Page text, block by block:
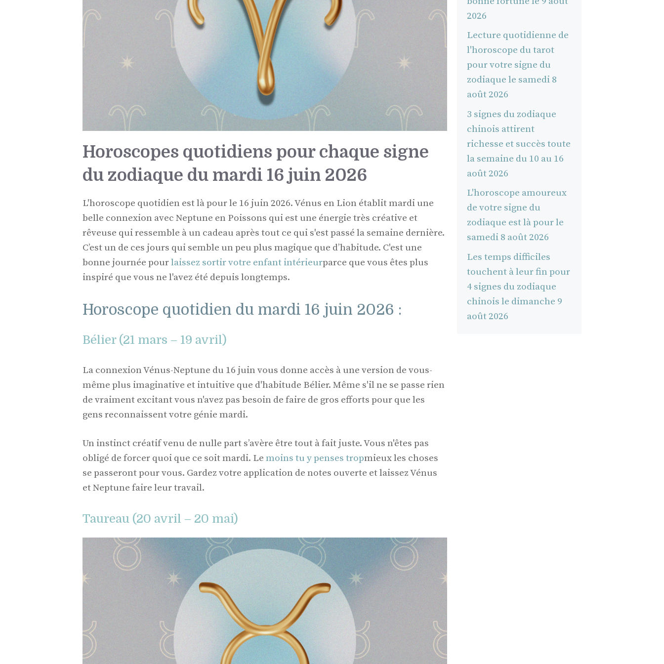
Horoscopes quotidiens pour chaque signe
du zodiaque du mardi 16 juin 2026
L'horoscope quotidien est là pour le 16 juin 2026. Vénus en Lion établit mardi une
belle connexion avec Neptune en Poissons qui est une énergie très créative et
rêveuse qui ressemble à un cadeau après tout ce qui s'est passé la semaine dernière.
C’est un de ces jours qui semble un peu plus magique que d’habitude. C'est une
bonne journée pourlaissez sortir votre enfant intérieurparce que vous êtes plus
inspiré que vous ne l'avez été depuis longtemps.
Horoscope quotidien du mardi 16 juin 2026 :
Bélier (21 mars – 19 avril)
La connexion Vénus-Neptune du 16 juin vous donne accès à une version de vous-
même plus imaginative et intuitive que d'habitude Bélier. Même s'il ne se passe rien
de vraiment excitant vous n'avez pas besoin de faire de gros efforts pour que les
gens reconnaissent votre génie mardi.
Un instinct créatif venu de nulle part s’avère être tout à fait juste. Vous n'êtes pas
obligé de forcer quoi que ce soit mardi. Le moins tu y penses tropmieux les choses
se passeront pour vous. Gardez votre application de notes ouverte et laissez Vénus
et Neptune faire leur travail.
Taureau (20 avril – 20 mai)
2026
Lecture quotidienne de
l'horoscope du tarot
pour votre signe du
zodiaque le samedi 8
août 2026
3 signes du zodiaque
chinois attirent
richesse et succès toute
la semaine du 10 au 16
août 2026
L'horoscope amoureux
de votre signe du
zodiaque est là pour le
samedi 8 août 2026
Les temps difficiles
touchent à leur fin pour
4 signes du zodiaque
chinois le dimanche 9
août 2026